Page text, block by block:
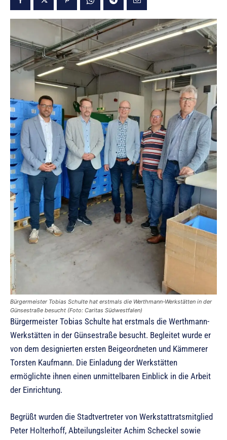
Bürgermeister Tobias Schulte hat erstmals die Werthmann-Werkstätten in der
Günsestraße besucht (Foto: Caritas Südwestfalen)
Bürgermeister Tobias Schulte hat erstmals die Werthmann-
Werkstätten in der Günsestraße besucht. Begleitet wurde er
von dem designierten ersten Beigeordneten und Kämmerer
Torsten Kaufmann. Die Einladung der Werkstätten
ermöglichte ihnen einen unmittelbaren Einblick in die Arbeit
der Einrichtung.
Begrüßt wurden die Stadtvertreter von Werkstattratsmitglied
Peter Holterhoff, Abteilungsleiter Achim Scheckel sowie